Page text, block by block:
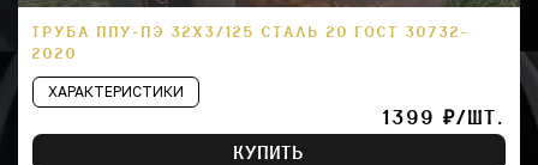
ТРУБА ППУ-ПЭ 32Х3/125 СТАЛЬ 20 ГОСТ 30732-
2020
ХАРАКТЕРИСТИКИ
1399 ₽/ШТ.
КУПИТЬ